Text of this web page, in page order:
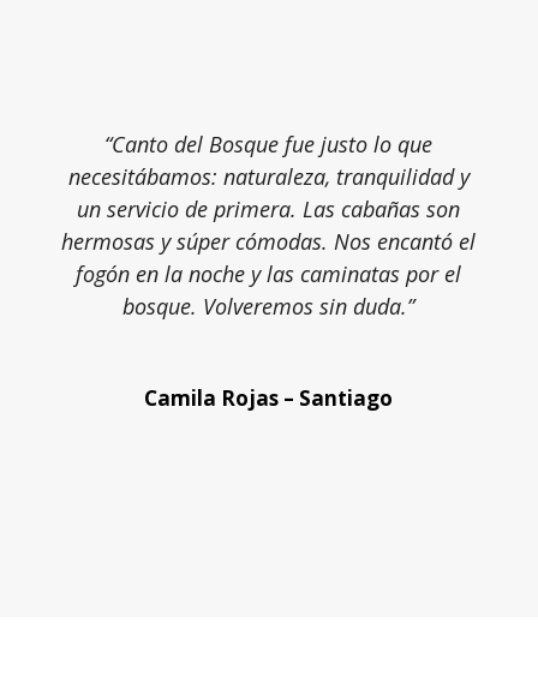
“Canto del Bosque fue justo lo que
necesitábamos: naturaleza, tranquilidad y
un servicio de primera. Las cabañas son
hermosas y súper cómodas. Nos encantó el
fogón en la noche y las caminatas por el
bosque. Volveremos sin duda.”
Camila Rojas – Santiago